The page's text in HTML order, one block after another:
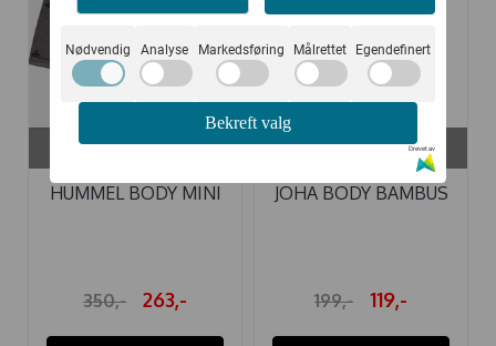
HUMMEL BODY MINI
350,- 263,-
JOHA BODY BAMBUS
199,- 119,-
Nødvendig Analyse Markedsføring Målrettet Egendefinert
Bekreft valg
Drevet av